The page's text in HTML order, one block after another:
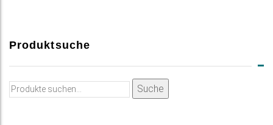
Produktsuche
Suche
Suche